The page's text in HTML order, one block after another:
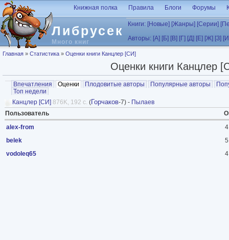
Перейти к основному содержанию
Либрусек
Много книг
Книжная полка Правила Блоги Форумы
Книги: [Новые] [Жанры] [Серии]
Авторы: [А] [Б] [В] [Г] [Д] [Е] [Ж] [З]
Вы здесь
Главная » Статистика » Оценки книги Канцлер [СИ]
Оценки книги Канцлер
Главные вкладки
Впечатления Оценки (активная вкладка)
Плодовитые авторы Популярные авторы
Топ недели
Канцлер [СИ] 876K, 192 с. (Горчаков-7) - Пылаев
Пользователь
alex-from
4
belek
5
vodoleq65
4